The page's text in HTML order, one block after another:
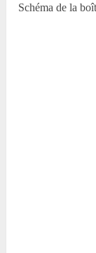
Schéma de la